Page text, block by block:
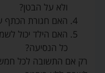
ולא על הבטן?
האם חגורת הכתף
האם הילד יכול
כל הנסיעה?
רק אם התשובה לכל חמש